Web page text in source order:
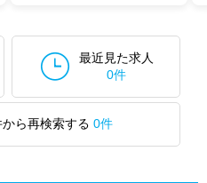
最近見た求人
0件
ら再検索する 0件